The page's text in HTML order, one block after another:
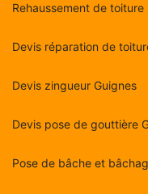
Rehaussement de toiture
Devis réparation de
Devis zingueur Guignes
Devis pose de gouttière
Pose de bâche et